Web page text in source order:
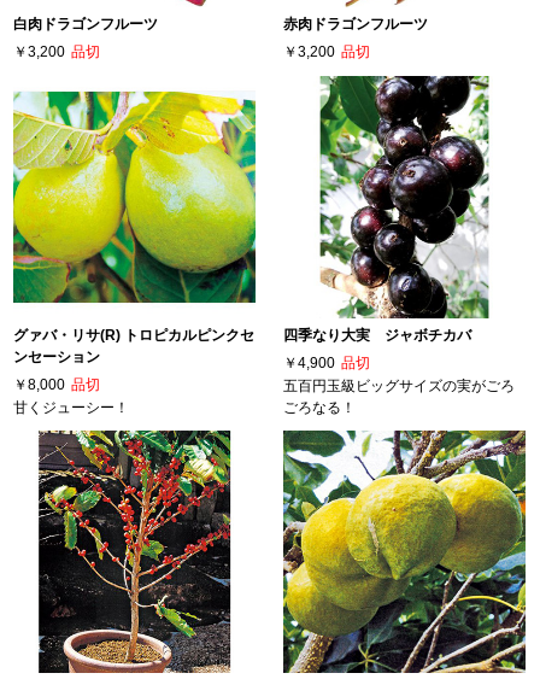
白肉ドラゴンフルーツ
￥3,200 品切
赤肉ドラゴンフルーツ
￥3,200 品切
グァバ・リサ(R) トロピカルピンクセ
ンセーション
￥8,000 品切
甘くジューシー！
四季なり大実 ジャボチカバ
￥4,900 品切
五百円玉級ビッグサイズの実がごろ
ごろなる！